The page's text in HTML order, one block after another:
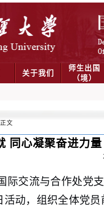
关于我们
师生出国
（境）
正文
同心凝聚奋进力
际交流与合作处党
动， 组织全体党员